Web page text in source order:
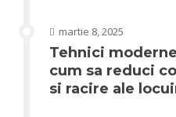
martie 8, 2025
Tehnici
cum sa reduci
si racire ale